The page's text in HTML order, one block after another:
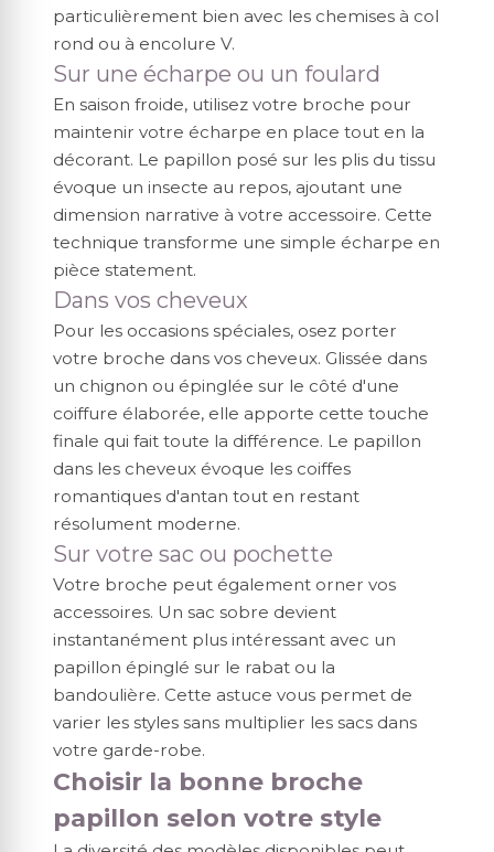
particulièrement bien avec les chemises à col
rond ou à encolure V.
Sur une écharpe ou un foulard
En saison froide, utilisez votre broche pour
maintenir votre écharpe en place tout en la
décorant. Le papillon posé sur les plis du tissu
évoque un insecte au repos, ajoutant une
dimension narrative à votre accessoire. Cette
technique transforme une simple écharpe en
pièce statement.
Dans vos cheveux
Pour les occasions spéciales, osez porter
votre broche dans vos cheveux. Glissée dans
un chignon ou épinglée sur le côté d'une
coiffure élaborée, elle apporte cette touche
finale qui fait toute la différence. Le papillon
dans les cheveux évoque les coiffes
romantiques d'antan tout en restant
résolument moderne.
Sur votre sac ou pochette
Votre broche peut également orner vos
accessoires. Un sac sobre devient
instantanément plus intéressant avec un
papillon épinglé sur le rabat ou la
bandoulière. Cette astuce vous permet de
varier les styles sans multiplier les sacs dans
votre garde-robe.
Choisir la bonne broche
papillon selon votre style